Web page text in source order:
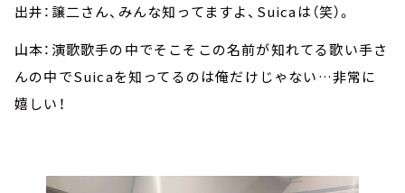
出井：譲二さん、みんな知ってますよ、Suicaは（笑）。
山本：演歌歌手の中でそこそこの名前が知れてる歌い手さ
んの中でSuicaを知ってるのは俺だけじゃない…非常に
嬉しい！